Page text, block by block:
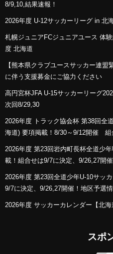
8/9,10,結果速報！
2026年度 U-12サッカーリーグ in
札幌ジュニアFCジュニアユース 体
度 北海道
【熊本県クラブユースサッカー連
に伴う支援募金にご協力ください
高円宮杯JFA U-15サッカーリーグ
次回8/29,30
2026年度 トラック協会杯 第38回全
海道) 要項掲載！8/30～9/12開催 組
2026年度 第23回岩内町長杯全道少
載！組合せは9/7に決定、9/26,27開
2026年度 第23回全道少年U-10サッ
9/7に決定、9/26,27開催！地区予選
2026年度 サッカーカレンダー【北
スポ